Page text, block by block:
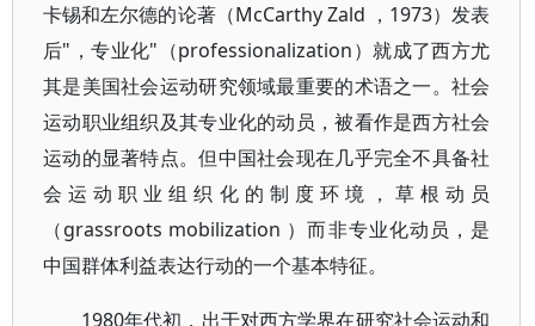
卡锡和左尔德的论著（McCarthy Zald ，1973）发表
后"，专业化"（professionalization）就成了西方尤
其是美国社会运动研究领域最重要的术语之一。社会
运动职业组织及其专业化的动员，被看作是西方社会
运动的显著特点。但中国社会现在几乎完全不具备社
会运动职业组织化的制度环境，草根动员
（grassroots mobilization ）而非专业化动员，是
中国群体利益表达行动的一个基本特征。
1980年代初，出于对西方学界在研究社会运动和